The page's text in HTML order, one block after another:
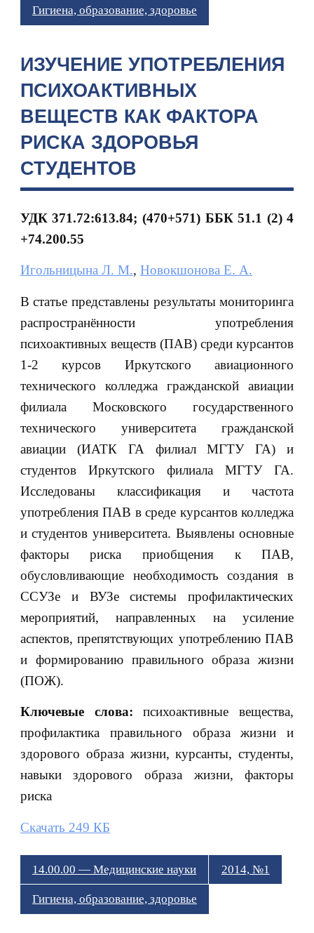
Гигиена, образование, здоровье
ИЗУЧЕНИЕ УПОТРЕБЛЕНИЯ
ПСИХОАКТИВНЫХ
ВЕЩЕСТВ КАК ФАКТОРА
РИСКА ЗДОРОВЬЯ
СТУДЕНТОВ
УДК 371.72:613.84; (470+571) ББК 51.1 (2) 4
+74.200.55
Игольницына Л. М., Новокшонова Е. А.
В статье представлены результаты мониторинга
распространённости употребления
психоактивных веществ (ПАВ) среди курсантов
1-2 курсов Иркутского авиационного
технического колледжа гражданской авиации
филиала Московского государственного
технического университета гражданской
авиации (ИАТК ГА филиал МГТУ ГА) и
студентов Иркутского филиала МГТУ ГА.
Исследованы классификация и частота
употребления ПАВ в среде курсантов колледжа
и студентов университета. Выявлены основные
факторы риска приобщения к ПАВ,
обусловливающие необходимость создания в
ССУЗе и ВУЗе системы профилактических
мероприятий, направленных на усиление
аспектов, препятствующих употреблению ПАВ
и формированию правильного образа жизни
(ПОЖ).
Ключевые слова:психоактивные вещества,
профилактика правильного образа жизни и
здорового образа жизни, курсанты, студенты,
навыки здорового образа жизни, факторы
риска
Скачать 249 КБ
14.00.00 — Медицинские науки 2014, №1
Гигиена, образование, здоровье